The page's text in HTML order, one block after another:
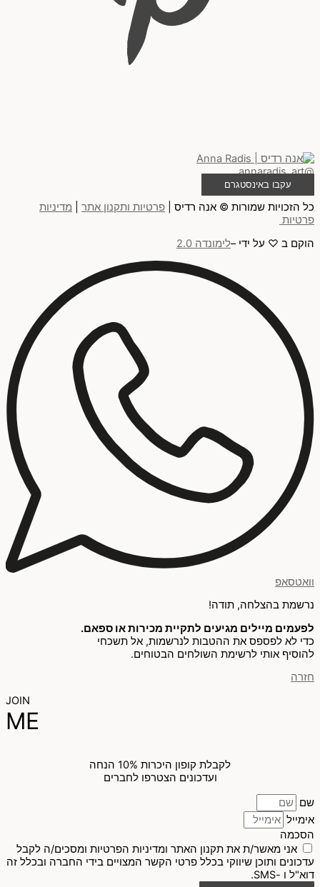
@annaradis_art
עקבו באינסטגרם
כל הזכויות שמורות © אנה רדיס | פרטיות ותקנון אתר
מדיניות
פרטיות
הוקם ב ♡ על ידי –לימונדה 2.0
וואטסאפ
נרשמת בהצלחה, תודה!
לפעמים מיילים מגיעים לתקיית מכירות או ספאם.
כדי לא לפספס את ההטבות לנרשמות, אל תשכחי
להוסיף אותי לרשימת השולחים הבטוחים.
חזרה
JOIN
ME
לקבלת קופון היכרות 10% הנחה
ועדכונים הצטרפו לחברים
שם
אימייל
הסכמה
אני מאשר/ת את תקנון האתר ומדיניות הפרטיות ומסכים/ה לקבל
עדכונים ותוכן שיווקי בכלל פרטי הקשר המצויים בידי החברה ובכלל זה
דוא"ל ו -SMS.